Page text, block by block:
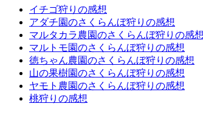
イチゴ狩りの感想
アダチ園のさくらんぼ狩りの感想
マルタカラ農園のさくらんぼ狩りの感想
マルトモ園のさくらんぼ狩りの感想
徳ちゃん農園のさくらんぼ狩りの感想
山の果樹園のさくらんぼ狩りの感想
ヤモト農園のさくらんぼ狩りの感想
桃狩りの感想